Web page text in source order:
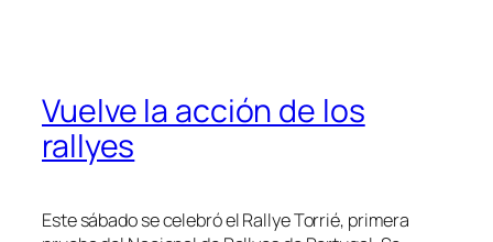
Vuelve la acción de los
rallyes
Este sábado se celebró el Rallye Torrié, primera